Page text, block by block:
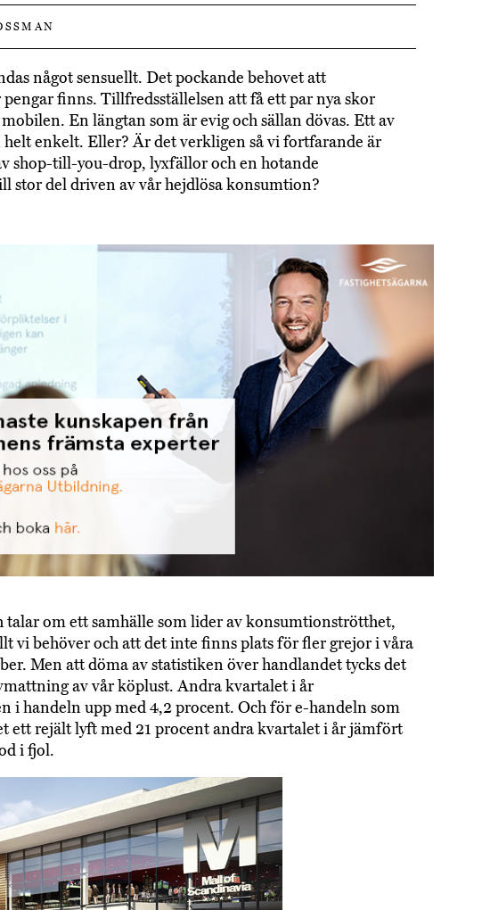
något sensuellt. Det pockande behovet att
finns. Tillfredsställelsen att få ett par nya skor
En längtan som är evig och sällan dövas. Ett av
enkelt. Eller? Är det verkligen så vi fortfarande är
shop-till-you-drop, lyxfällor och en hotande
stor del driven av vår hejdlösa konsumtion?
talar om ett samhälle som lider av konsumtionströtthet,
vi behöver och att det inte finns plats för fler grejor i våra
Men att döma av statistiken över handlandet tycks det
av vår köplust. Andra kvartalet i år
i handeln upp med 4,2 procent. Och för e-handeln som
ett rejält lyft med 21 procent andra kvartalet i år jämfört
i fjol.